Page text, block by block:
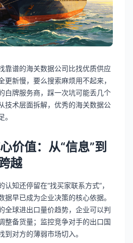
靠谱的海关数据公司比找优质供应
新慢，要么搜索麻烦用不起来，
白牌服务商，踩一次坑可能丢几个
技术层面拆解，优秀的海关数据公
价值：从“信息”到
越
知还停留在“找买家联系方式”，
据早已成为企业决策的核心依据。
全球进出口量价趋势，企业可以判
整备货量；监控竞争对手的出口国
到对方的薄弱市场切入。